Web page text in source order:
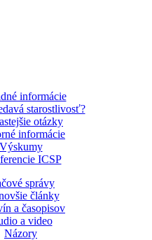
informácie
starostlivosť?
otázky
informácie
Výskumy
ICSP
správy
články
a časopisov
a video
Názory